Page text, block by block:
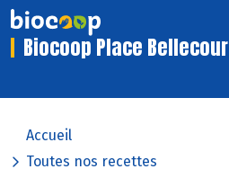
Biocoop Place Bellecour
Accueil
Toutes nos recettes